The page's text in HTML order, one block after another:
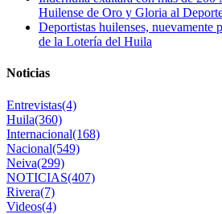
Huilense de Oro y Gloria al
Deportistas huilenses, nuevamente
de la Lotería del Huila
Noticias
Entrevistas(4)
Huila(360)
Internacional(168)
Nacional(549)
Neiva(299)
NOTICIAS(407)
Rivera(7)
Videos(4)